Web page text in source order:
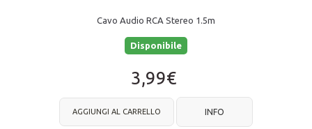
Cavo Audio RCA Stereo 1.5m
Disponibile
3,99€
AGGIUNGI AL CARRELLO INFO